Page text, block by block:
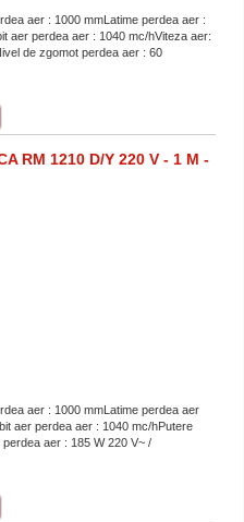
aer : 1000 mmLatime perdea aer :
aer perdea aer : 1040 mc/hViteza aer:
de zgomot perdea aer : 60
RM 1210 D/Y 220 V - 1 M -
aer : 1000 mmLatime perdea aer
aer perdea aer : 1040 mc/hPutere
aer : 185 W 220 V~ /